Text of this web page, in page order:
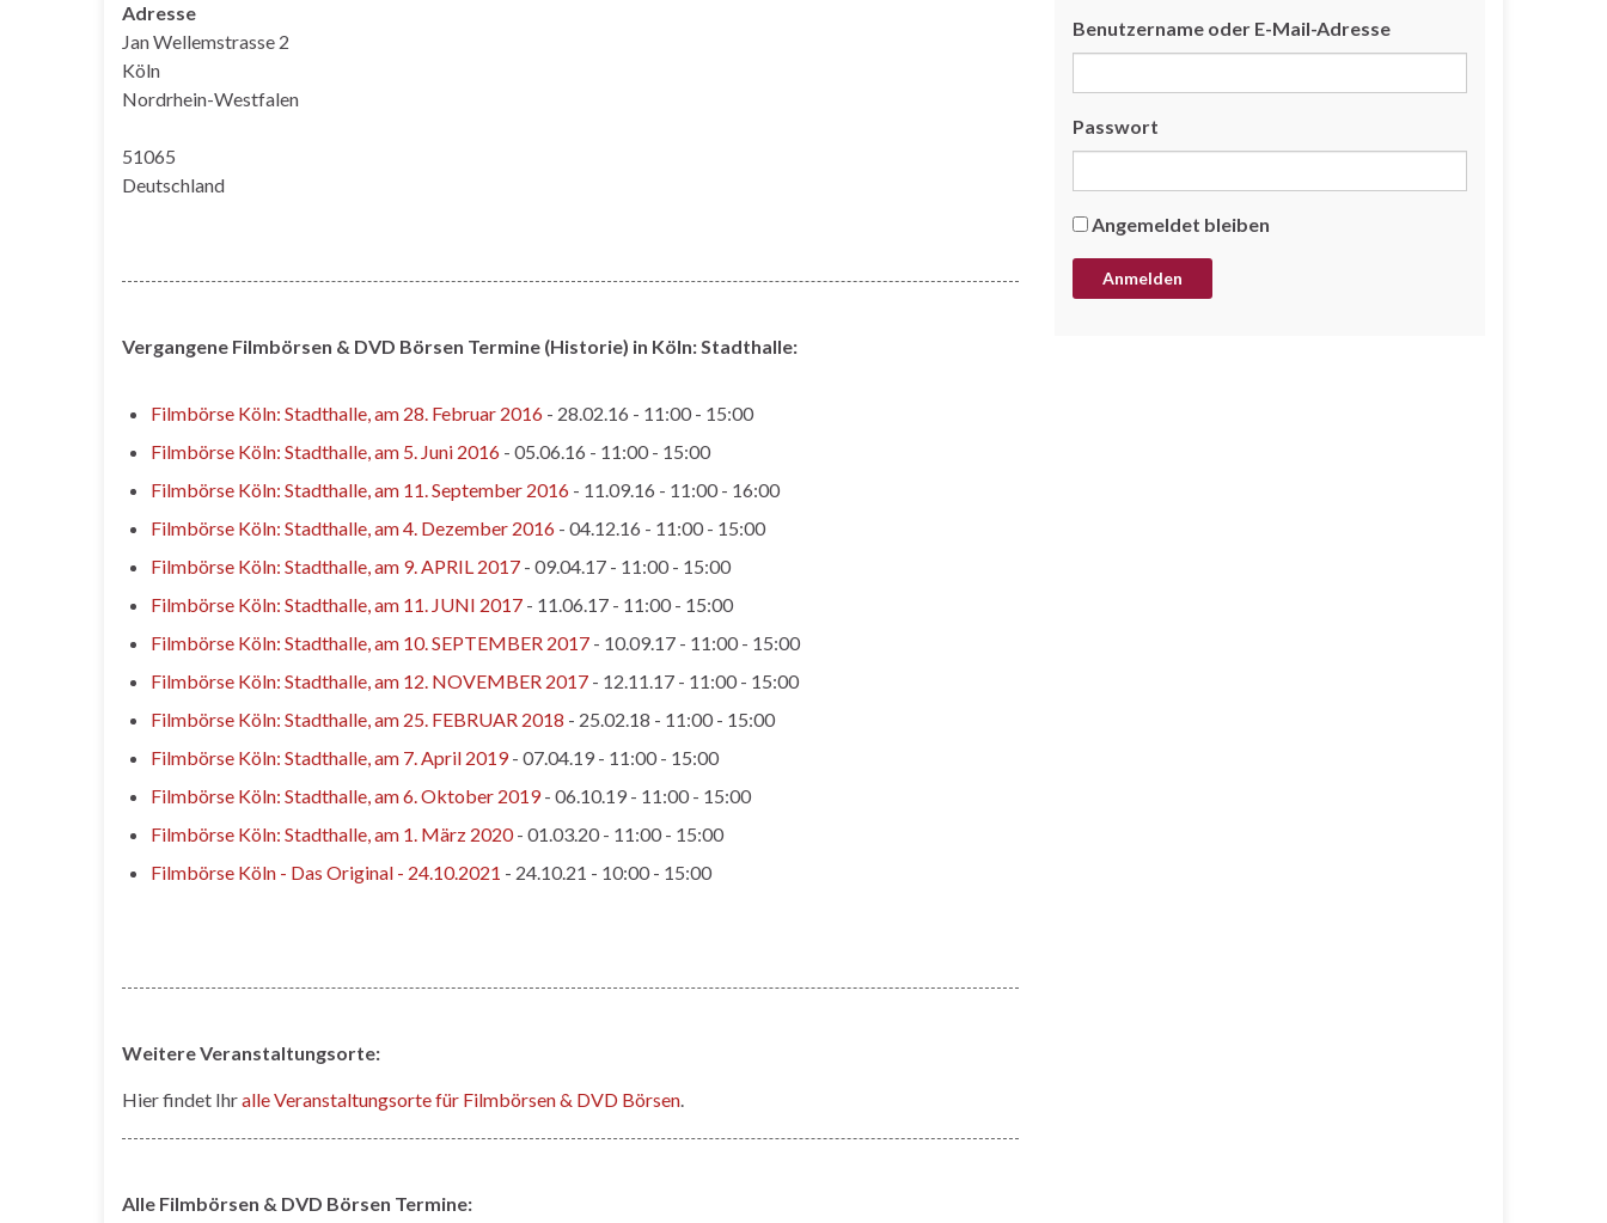
Adresse
Jan Wellemstrasse 2
Köln
Nordrhein-Westfalen
51065
Deutschland
Vergangene Filmbörsen & DVD Börsen Termine (Historie) in Köln: Stadthalle:
Filmbörse Köln: Stadthalle, am 28. Februar 2016 - 28.02.16 - 11:00 - 15:00
Filmbörse Köln: Stadthalle, am 5. Juni 2016 - 05.06.16 - 11:00 - 15:00
Filmbörse Köln: Stadthalle, am 11. September 2016 - 11.09.16 - 11:00 - 16:00
Filmbörse Köln: Stadthalle, am 4. Dezember 2016 - 04.12.16 - 11:00 - 15:00
Filmbörse Köln: Stadthalle, am 9. APRIL 2017 - 09.04.17 - 11:00 - 15:00
Filmbörse Köln: Stadthalle, am 11. JUNI 2017 - 11.06.17 - 11:00 - 15:00
Filmbörse Köln: Stadthalle, am 10. SEPTEMBER 2017 - 10.09.17 - 11:00 - 15:00
Filmbörse Köln: Stadthalle, am 12. NOVEMBER 2017 - 12.11.17 - 11:00 - 15:00
Filmbörse Köln: Stadthalle, am 25. FEBRUAR 2018 - 25.02.18 - 11:00 - 15:00
Filmbörse Köln: Stadthalle, am 7. April 2019- 07.04.19 - 11:00 - 15:00
Filmbörse Köln: Stadthalle, am 6. Oktober 2019- 06.10.19 - 11:00 - 15:00
Filmbörse Köln: Stadthalle, am 1. März 2020- 01.03.20 - 11:00 - 15:00
Filmbörse Köln - Das Original - 24.10.2021 - 24.10.21 - 10:00 - 15:00
Weitere Veranstaltungsorte:
Hier findet Ihralle Veranstaltungsorte für Filmbörsen & DVD Börsen.
Alle Filmbörsen & DVD Börsen Termine:
Benutzername oder E-Mail-Adresse
Passwort
Angemeldet bleiben